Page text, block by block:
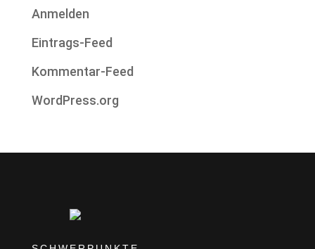
Anmelden
Eintrags-Feed
Kommentar-Feed
WordPress.org